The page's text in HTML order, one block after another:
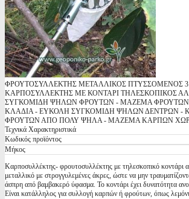
ΦΡΟΥΤΟΣΥΛΛΕΚΤΗΣ ΜΕΤΑΛΛΙΚΟΣ ΠΤΥΣΣΟΜΕΝΟΣ
ΚΑΡΠΟΣΥΛΛΕΚΤΗΣ ΜΕ ΚΟΝΤΑΡΙ ΤΗΛΕΣΚΟΠΙΚΟΣ
ΣΥΓΚΟΜΙΔΗ ΨΗΛΩΝ ΦΡΟΥΤΩΝ - ΜΑΖΕΜΑ
ΚΛΑΔΙΑ - ΕΥΚΟΛΗ ΣΥΓΚΟΜΙΔΗ ΨΗΛΩΝ ΔΕΝΤΡΩΝ -
ΦΡΟΥΤΩΝ ΑΠΟ ΠΟΛΥ ΨΗΛΑ - ΜΑΖΕΜΑ ΚΑΡΠΩΝ
Τεχνικά Χαρακτηριστικά
Κωδικός προϊόντος
Μήκος
Καρποσυλλέκτης- φρουτοσυλλέκτης με τηλεσκοπικό κοντάρι
μεταλλικό με στρογγυλεμένες άκρες, ώστε να μην
άσπρη από βαμβακερό ύφασμα. Το κοντάρι έχει δυνατότητα
Είναι κατάλληλος για συλλογή καρπών ή φρούτων, όπως